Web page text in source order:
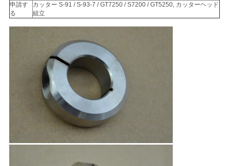
ュ
ー
用
要
申請す
る
カッター S-91 / S-93-7 / GT7250 / S7200 / GT5250, カッターヘッド
組立